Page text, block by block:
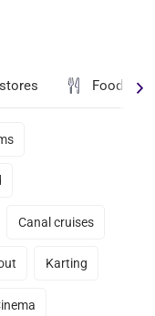
Food &
Canal cruises
Karting